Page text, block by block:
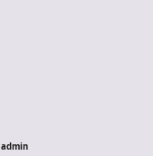
admin